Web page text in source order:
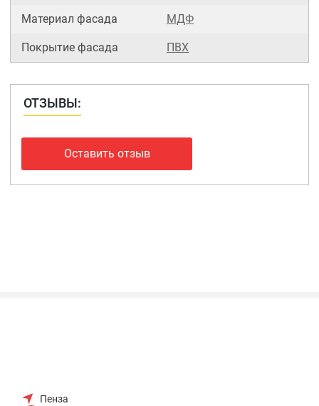
Материал фасада МДФ
Покрытие фасада ПВХ
ОТЗЫВЫ:
Оставить отзыв
Пенза